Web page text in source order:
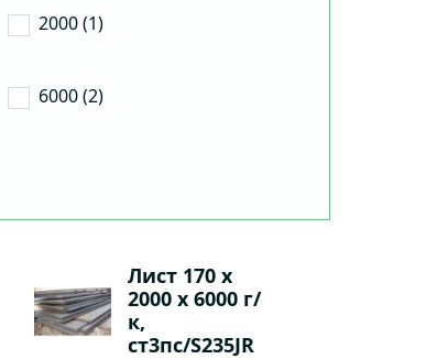
2000 (1)
6000 (2)
Лист 170 х
2000 х 6000 г/
к,
ст3пс/S235JR